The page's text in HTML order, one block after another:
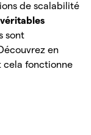
de scalabilité
sont
en
cela fonctionne